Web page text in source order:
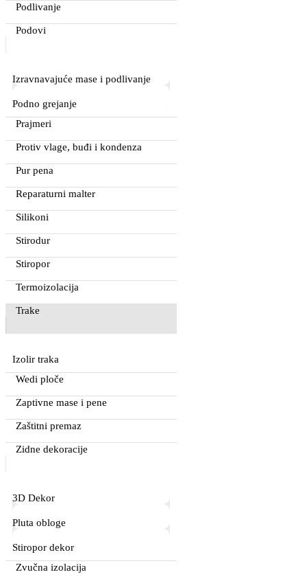
Podlivanje
Podovi
Izravnavajuće mase i podlivanje
Podno grejanje
Prajmeri
Protiv vlage, buđi i kondenza
Pur pena
Reparaturni malter
Silikoni
Stirodur
Stiropor
Termoizolacija
Trake
Izolir traka
Wedi ploče
Zaptivne mase i pene
Zaštitni premaz
Zidne dekoracije
3D Dekor
Pluta obloge
Stiropor dekor
Zvučna izolacija